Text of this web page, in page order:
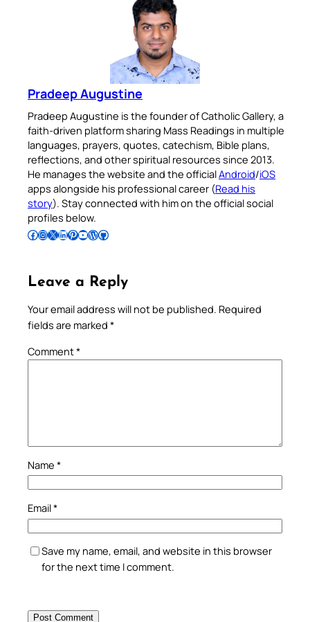
Pradeep Augustine
Pradeep Augustine is the founder of Catholic Gallery, a
faith-driven platform sharing Mass Readings in multiple
languages, prayers, quotes, catechism, Bible plans,
reflections, and other spiritual resources since 2013.
He manages the website and the officialAndroid/iOS
apps alongside his professional career (Read his
story). Stay connected with him on the official social
profiles below.
Follow Pradeep on Facebook Follow Pradeep on InstagramFollow Pradeep on X Follow Pradeep on LinkedIn Follow Pradeep on Pinterest Subscribe to Pradeep’s Youtube Channel Follow Pradeep on WordPress Follow Pradeep on GitHub
Leave a Reply
Your email address will not be published. Required
fields are marked *
Comment*
Name *
Email*
Save my name, email, and website in this browser
for the next time I comment.